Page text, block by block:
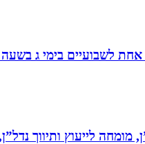
לשבועיים בימי ג בשעה 1800
מומחה לייעוץ ותיווך